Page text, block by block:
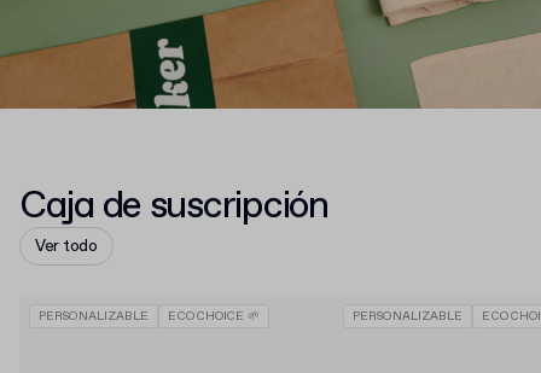
Caja de suscripción
Ver todo
PERSONALIZABLE ECO CHOICE 🌱 PERSONALIZABLE ECO